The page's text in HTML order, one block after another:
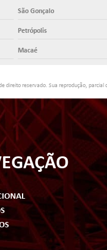
São Gonçalo
Petrópolis
Macaé
direito reservado. Sua reprodução,